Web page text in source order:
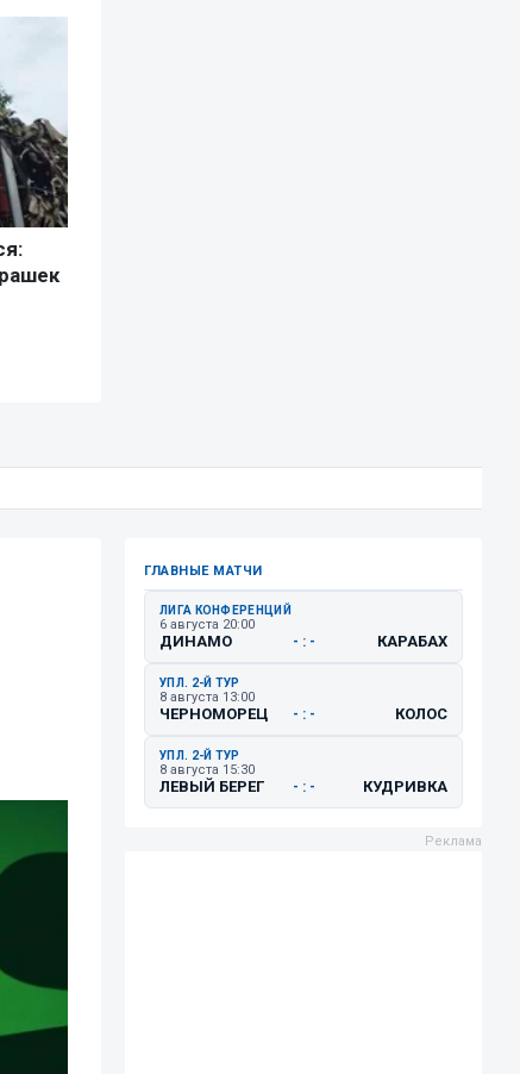
ГЛАВНЫЕ МАТЧИ
ЛИГА КОНФЕРЕНЦИЙ
6 августа 20:00
ДИНАМО - : - КАРАБАХ
УПЛ. 2-Й ТУР
8 августа 13:00
ЧЕРНОМОРЕЦ - : - КОЛОС
УПЛ. 2-Й ТУР
8 августа 15:30
ЛЕВЫЙ БЕРЕГ - : - КУДРИВКА